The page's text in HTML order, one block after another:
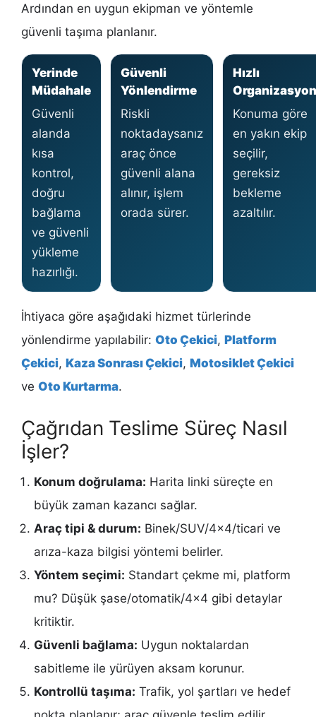
Ardından en uygun ekipman ve yöntemle
güvenli taşıma planlanır.
Yerinde
Müdahale
Güvenli
alanda
kısa
kontrol,
doğru
bağlama
ve güvenli
yükleme
hazırlığı.
Güvenli
Yönlendirme
Riskli
noktadaysanız
araç önce
güvenli alana
alınır, işlem
orada sürer.
Hızlı
Organizasyon
Konuma göre
en yakın ekip
seçilir,
gereksiz
bekleme
azaltılır.
İhtiyaca göre aşağıdaki hizmet türlerinde
yönlendirme yapılabilir: Oto Çekici, Platform
Çekici, Kaza Sonrası Çekici, Motosiklet Çekici
ve Oto Kurtarma.
Çağrıdan Teslime Süreç Nasıl
İşler?
Konum doğrulama: Harita linki süreçte en
büyük zaman kazancı sağlar.
Araç tipi & durum: Binek/SUV/4×4/ticari ve
arıza-kaza bilgisi yöntemi belirler.
Yöntem seçimi: Standart çekme mi, platform
mu? Düşük şase/otomatik/4×4 gibi detaylar
kritiktir.
Güvenli bağlama: Uygun noktalardan
sabitleme ile yürüyen aksam korunur.
Kontrollü taşıma: Trafik, yol şartları ve hedef